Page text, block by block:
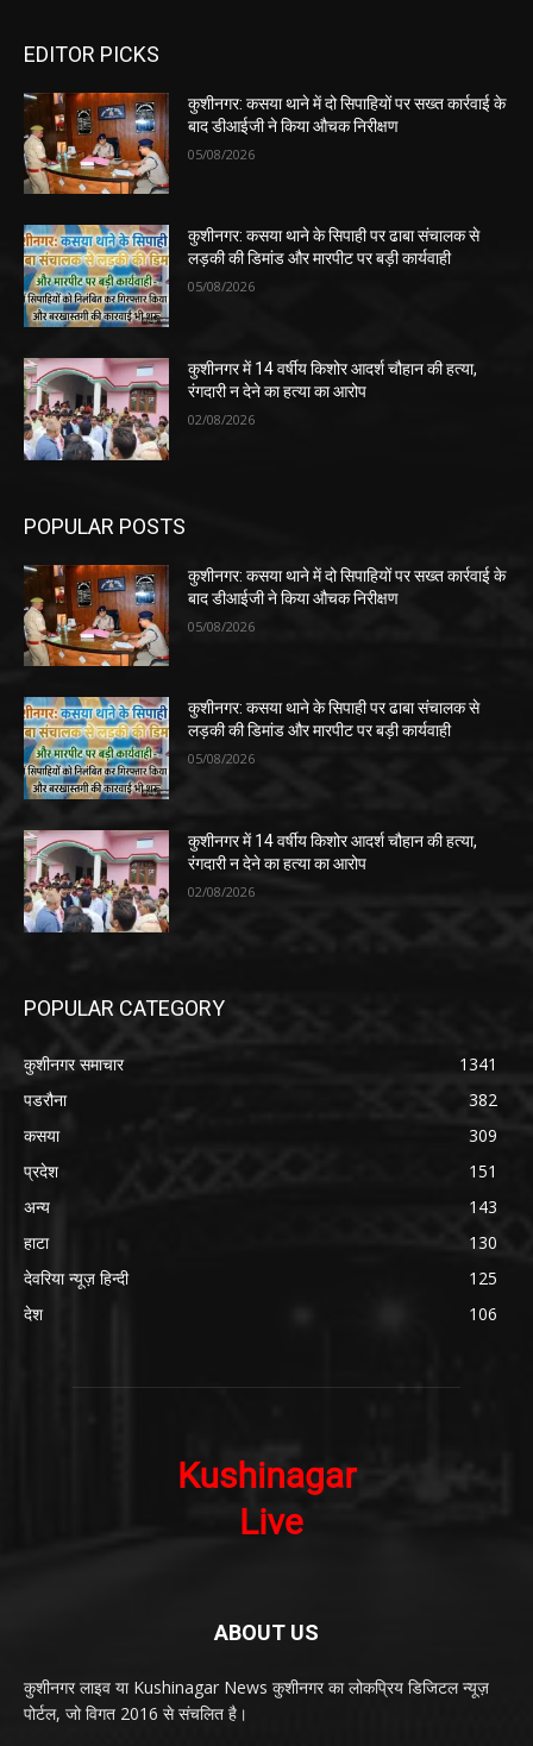
EDITOR PICKS
कुशीनगर: कसया थाने में दो सिपाहियों पर सख्त कार्रवाई के
बाद डीआईजी ने किया औचक निरीक्षण
05/08/2026
कुशीनगर: कसया थाने के सिपाही पर ढाबा संचालक से
लड़की की डिमांड और मारपीट पर बड़ी कार्यवाही
05/08/2026
कुशीनगर में 14 वर्षीय किशोर आदर्श चौहान की हत्या,
रंगदारी न देने का हत्या का आरोप
02/08/2026
POPULAR POSTS
कुशीनगर: कसया थाने में दो सिपाहियों पर सख्त कार्रवाई के
बाद डीआईजी ने किया औचक निरीक्षण
05/08/2026
कुशीनगर: कसया थाने के सिपाही पर ढाबा संचालक से
लड़की की डिमांड और मारपीट पर बड़ी कार्यवाही
05/08/2026
कुशीनगर में 14 वर्षीय किशोर आदर्श चौहान की हत्या,
रंगदारी न देने का हत्या का आरोप
02/08/2026
POPULAR CATEGORY
कुशीनगर समाचार
1341
पडरौना
382
कसया
309
प्रदेश
151
अन्य
143
हाटा
130
देवरिया न्यूज़ हिन्दी
125
देश
106
ABOUT US
कुशीनगर लाइव या Kushinagar News कुशीनगर का लोकप्रिय डिजिटल न्यूज़
पोर्टल, जो विगत 2016 से संचलित है।